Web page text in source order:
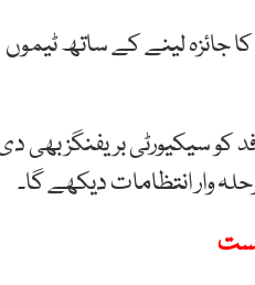
جائزہ لینے کے ساتھ ٹیموں
سیکیورٹی بریفنگز بھی
وار انتظامات دیکھے گا۔